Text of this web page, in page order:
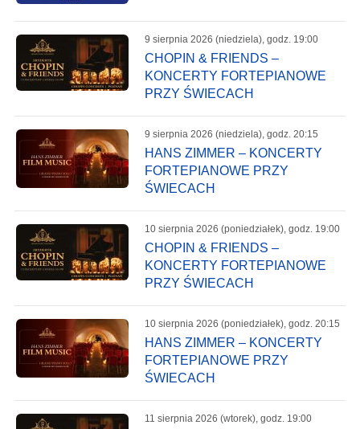
9 sierpnia 2026 (niedziela), godz. 19:00
CHOPIN & FRIENDS –
KONCERTY FORTEPIANOWE
PRZY ŚWIECACH
9 sierpnia 2026 (niedziela), godz. 20:15
HANS ZIMMER – KONCERTY
FORTEPIANOWE PRZY
ŚWIECACH
10 sierpnia 2026 (poniedziałek), godz. 19:00
CHOPIN & FRIENDS –
KONCERTY FORTEPIANOWE
PRZY ŚWIECACH
10 sierpnia 2026 (poniedziałek), godz. 20:15
HANS ZIMMER – KONCERTY
FORTEPIANOWE PRZY
ŚWIECACH
11 sierpnia 2026 (wtorek), godz. 19:00